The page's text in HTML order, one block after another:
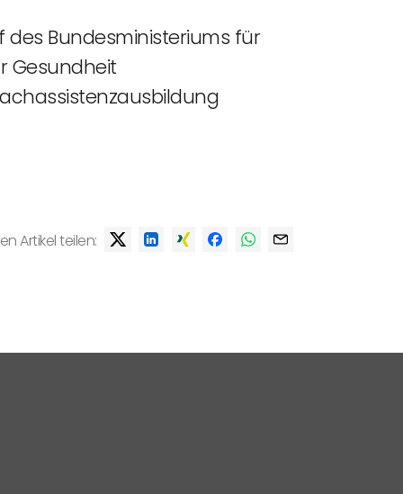
des Bundesministeriums für
Gesundheit
Artikel teilen: